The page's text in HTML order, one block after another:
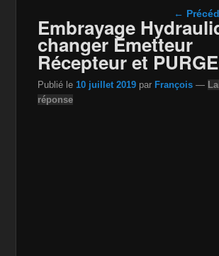
←
Embrayage
changer Emetteur
Récepteur et
Publié le 10 juillet 2019 par François —
réponse